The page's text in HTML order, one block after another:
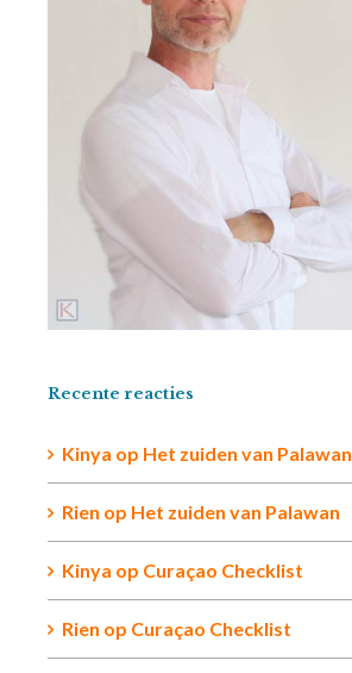
Recente reacties
Kinya op Het zuiden van Palawan
Rien op Het zuiden van Palawan
Kinya op Curaçao Checklist
Rien op Curaçao Checklist